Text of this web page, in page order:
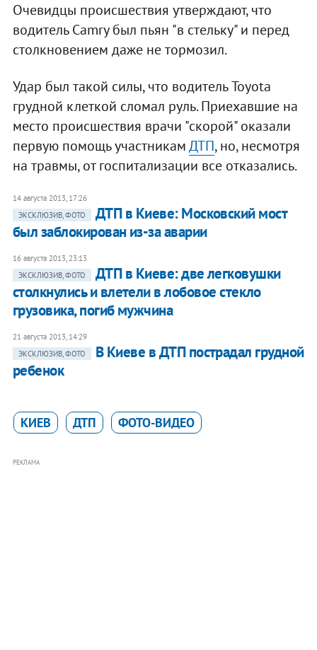
Очевидцы происшествия утверждают, что
водитель Camry был пьян "в стельку" и перед
столкновением даже не тормозил.
Удар был такой силы, что водитель Toyota
грудной клеткой сломал руль. Приехавшие на
место происшествия врачи "скорой" оказали
первую помощь участникамДТП, но, несмотря
на травмы, от госпитализации все отказались.
14 августа 2013, 17:26
ЭКСКЛЮЗИВ, ФОТО
ДТП в Киеве: Московский мост
был заблокирован из-за аварии
16 августа 2013, 23:13
ЭКСКЛЮЗИВ, ФОТО
ДТП в Киеве: две легковушки
столкнулись и влетели в лобовое стекло
грузовика, погиб мужчина
21 августа 2013, 14:29
ЭКСКЛЮЗИВ, ФОТО
В Киеве в ДТП пострадал грудной
ребенок
КИЕВ ДТП ФОТО-ВИДЕО
РЕКЛАМА